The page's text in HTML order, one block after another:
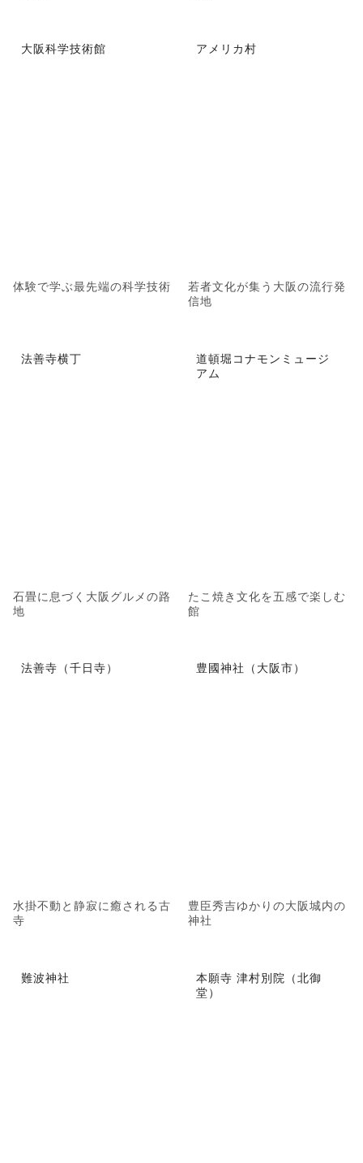
大阪科学技術館
体験で学ぶ最先端の科学技術
アメリカ村
若者文化が集う大阪の流行発
信地
法善寺横丁
石畳に息づく大阪グルメの路
地
道頓堀コナモンミュージ
アム
たこ焼き文化を五感で楽しむ
館
法善寺（千日寺）
水掛不動と静寂に癒される古
寺
豊國神社（大阪市）
豊臣秀吉ゆかりの大阪城内の
神社
難波神社
本願寺 津村別院（北御
堂）